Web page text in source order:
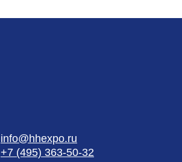
info@hhexpo.ru
+7 (495) 363-50-32